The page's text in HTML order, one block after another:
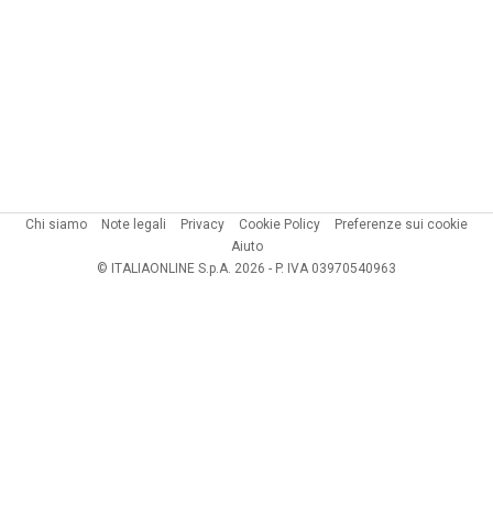
Chi siamo Note legali Privacy Cookie Policy
Preferenze sui cookie
Aiuto
© ITALIAONLINE S.p.A. 2026 - P. IVA 03970540963